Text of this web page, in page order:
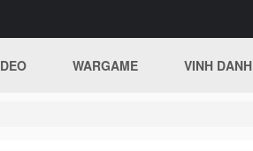
WARGAME VINH DANH